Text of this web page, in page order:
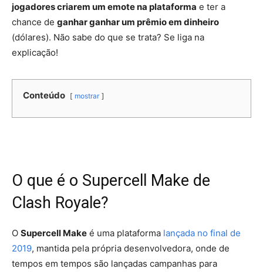
jogadores criarem um emote na plataforma e ter a
chance de ganhar ganhar um prêmio em dinheiro
(dólares). Não sabe do que se trata? Se liga na
explicação!
Conteúdo mostrar
O que é o Supercell Make de
Clash Royale?
O Supercell Make é uma plataforma lançada no final de
2019, mantida pela própria desenvolvedora, onde de
tempos em tempos são lançadas campanhas para